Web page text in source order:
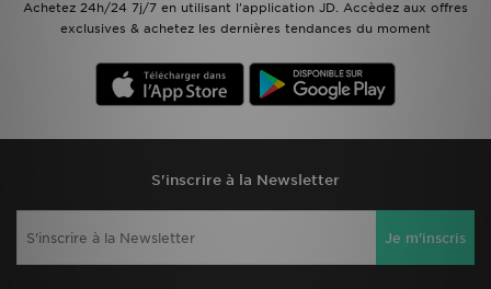
Achetez 24h/24 7j/7 en utilisant l'application JD. Accèdez aux offres
exclusives & achetez les dernières tendances du moment
S'inscrire à la Newsletter
Je m'inscris